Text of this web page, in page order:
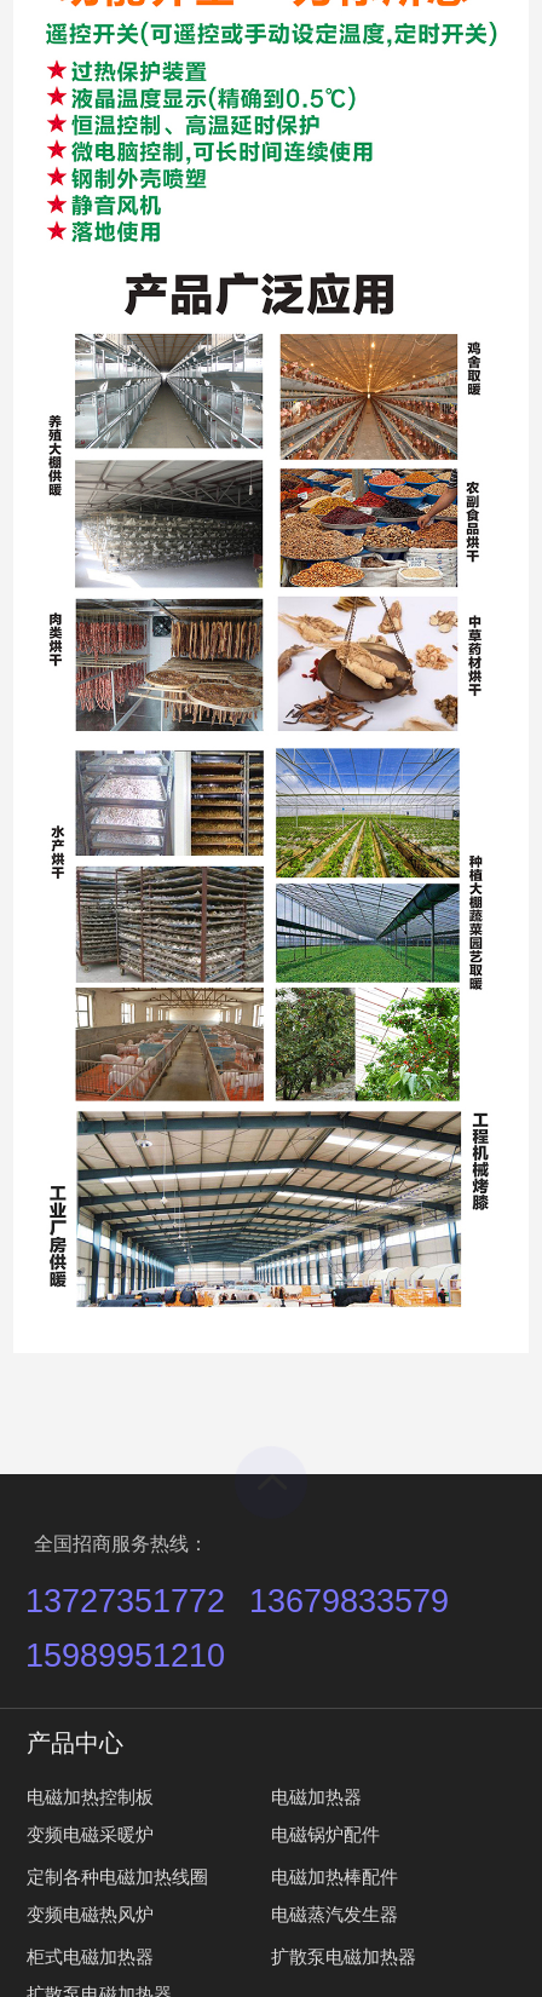
全国招商服务热线：
13727351772
13679833579
15989951210
产品中心
电磁加热控制板
电磁加热器
变频电磁采暖炉
电磁锅炉配件
定制各种电磁加热线圈
电磁加热棒配件
变频电磁热风炉
电磁蒸汽发生器
柜式电磁加热器
扩散泵电磁加热器